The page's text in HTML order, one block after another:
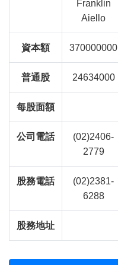
Franklin
Aiello
資本額 370000000
普通股 24634000
每股面額
公司電話
(02)2406-
2779
股務電話
(02)2381-
6288
股務地址